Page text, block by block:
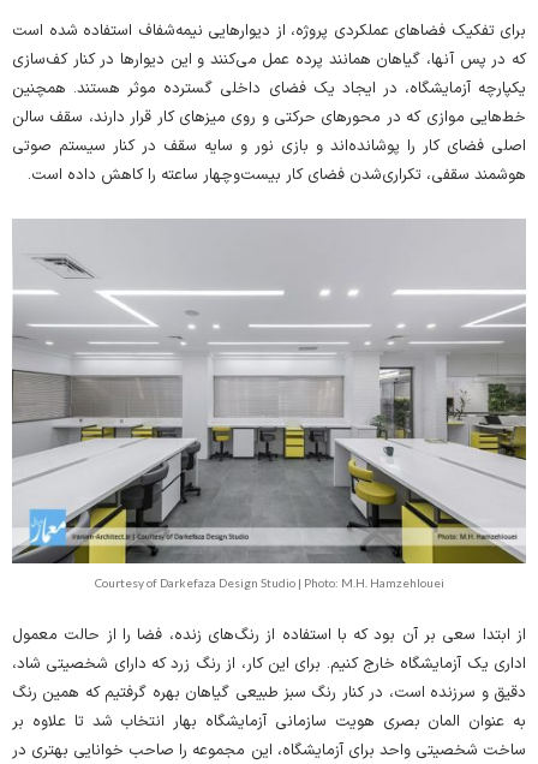
برای تفکیک‌ فضاهای عملکردی پروژه، از دیوارهایی نیمه‌شفاف استفاده شده است
که در پس آنها، گیاهان همانند پرده عمل می‌کنند و این دیوارها در کنار کف‌سازی
یکپارچه آزمایشگاه، در ایجاد یک فضای داخلی گسترده موثر هستند. همچنین
خط‌هایی موازی که در محورها‌ی حرکتی و روی میز‌های کار قرار دارند، سقف سالن
اصلی فضای کار را پوشانده‌اند و بازی نور و سایه سقف در کنار سیستم صوتی
هوشمند سقفی، تکراری‌شدن فضای کار بیست‌و‌چهار ساعته را کاهش داده است.
Courtesy of Darkefaza Design Studio | Photo: M.H. Hamzehlouei
از ابتدا سعی بر آن بود که با استفاده از رنگ‌های زنده، فضا را از حالت معمول
اداری یک آزمایشگاه خارج کنیم. برای این کار، از رنگ زرد که دارای شخصیتی شاد،
دقیق و سر‌زنده است، در کنار رنگ سبز طبیعی گیاهان بهره گرفتیم که همین رنگ
به عنوان المان بصری هویت سازمانی آزمایشگاه بهار انتخاب شد تا علاوه بر
ساخت شخصیتی واحد برای آزمایشگاه، این مجموعه را صاحب خوانایی بهتری در